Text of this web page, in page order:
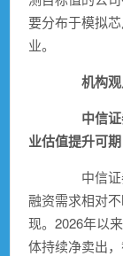
要分布于模拟
业。
机构观
中信
业估值提升可期
中信
融资需求相对
现。2026年以
体持续净卖出，